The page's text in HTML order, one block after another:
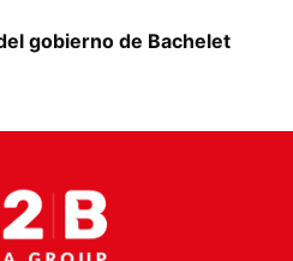
gobierno de Bachelet